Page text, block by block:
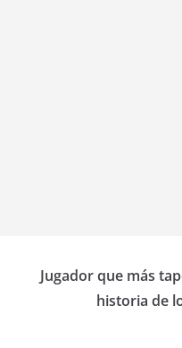
Jugador que más
historia de